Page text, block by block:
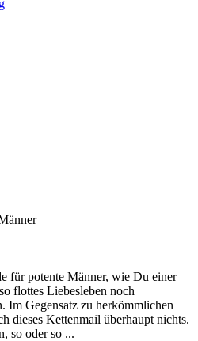
für potente Männer, wie Du einer
flottes Liebesleben noch
Im Gegensatz zu herkömmlichen
dieses Kettenmail überhaupt nichts.
so oder so ...